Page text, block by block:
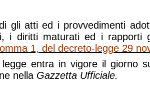
gli atti ed i provvedimenti
i diritti maturati ed i rapporti
1, del decreto-legge 29
entra in vigore il giorno
nella Gazzetta Ufficiale.